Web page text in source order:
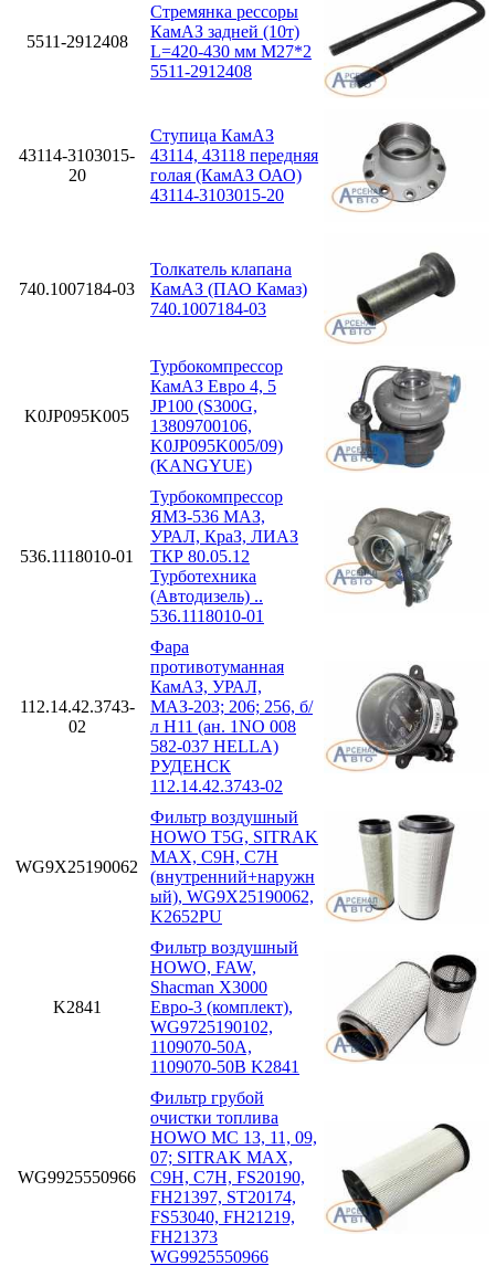
5511-2912408
Стремянка рессоры
КамАЗ задней (10т)
L=420-430 мм М27*2
5511-2912408
43114-3103015-
20
Ступица КамАЗ
43114, 43118 передняя
голая (КамАЗ ОАО)
43114-3103015-20
740.1007184-03
Толкатель клапана
КамАЗ (ПАО Камаз)
740.1007184-03
K0JP095K005
Турбокомпрессор
КамАЗ Евро 4, 5
JP100 (S300G,
13809700106,
K0JP095K005/09)
(KANGYUE)
536.1118010-01
Турбокомпрессор
ЯМЗ-536 МАЗ,
УРАЛ, КраЗ, ЛИАЗ
ТКР 80.05.12
Турботехника
(Автодизель) ..
536.1118010-01
112.14.42.3743-
02
Фара
противотуманная
КамАЗ, УРАЛ,
МАЗ-203; 206; 256, б/
л H11 (ан. 1NO 008
582-037 HELLA)
РУДЕНСК
112.14.42.3743-02
WG9X25190062
Фильтр воздушный
HOWO T5G, SITRAK
MAX, C9H, C7H
(внутренний+наружн
ый), WG9X25190062,
K2652PU
K2841
Фильтр воздушный
HOWO, FAW,
Shacman X3000
Евро-3 (комплект),
WG9725190102,
1109070-50A,
1109070-50B K2841
WG9925550966
Фильтр грубой
очистки топлива
HOWO MC 13, 11, 09,
07; SITRAK MAX,
C9H, C7H, FS20190,
FH21397, ST20174,
FS53040, FH21219,
FH21373
WG9925550966